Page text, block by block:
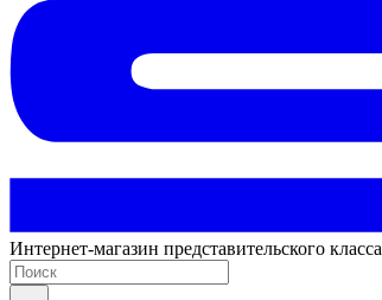
Интернет-магазин представительского класса